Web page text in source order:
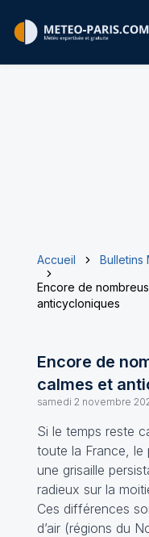
Accueil
Bulletins
Encore de
anticycloniques
Encore de
calmes et
samedi 2 novembre
Si le temps reste
toute la France,
une grisaille
radieux sur la
Ces différences
d’air (régions du